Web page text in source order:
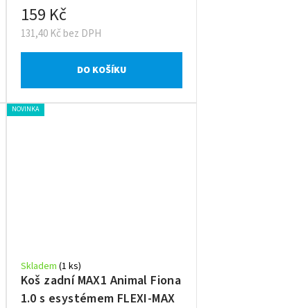
131,40 Kč bez DPH
159 Kč
DO KOŠÍKU
NOVINKA
Koš zadní MAX1 Animal Fiona
1.0 s esystémem FLEXI-MAX
Skladem (1 ks)